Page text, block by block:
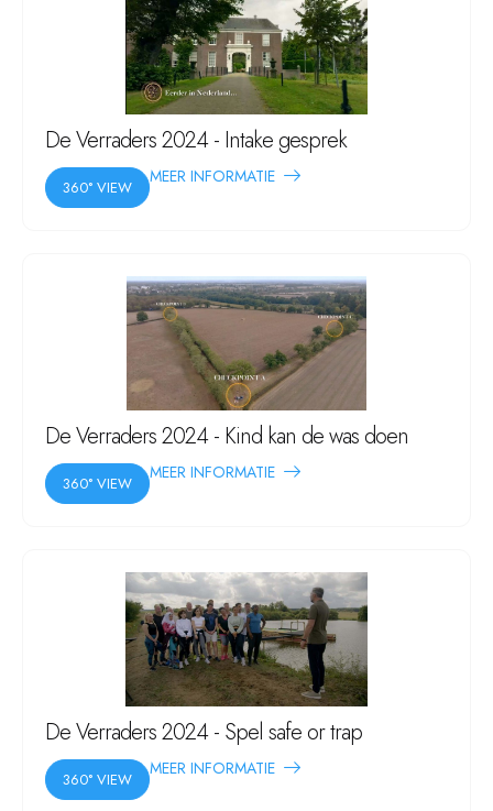
De Verraders 2024 - Intake gesprek
360° VIEW
MEER INFORMATIE
De Verraders 2024 - Kind kan de was doen
360° VIEW
MEER INFORMATIE
De Verraders 2024 - Spel safe or trap
360° VIEW
MEER INFORMATIE